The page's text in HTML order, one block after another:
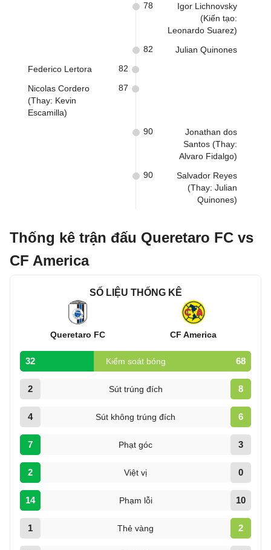
Igor Lichnovsky
(Kiến tạo:
Leonardo Suarez)
78
Julian Quinones
82
Federico Lertora 82
Nicolas Cordero
(Thay: Kevin
Escamilla)
87
Jonathan dos
Santos (Thay:
Alvaro Fidalgo)
90
Salvador Reyes
(Thay: Julian
Quinones)
90
Thống kê trận đấu Queretaro FC vs
CF America
SỐ LIỆU THỐNG KÊ
Queretaro FC CF America
32 Kiểm soát bóng 68
2 Sút trúng đích 8
4 Sút không trúng đích 6
7 Phạt góc 3
2 Việt vị 0
14 Phạm lỗi 10
1 Thẻ vàng 2